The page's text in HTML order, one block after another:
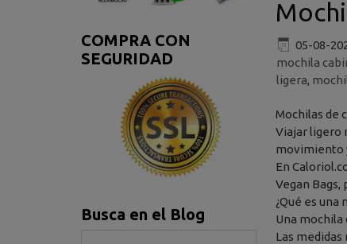
COMPRA CON
SEGURIDAD
Busca en el Blog
05-08-
mochila
ligera,
Mochilas de
Viajar ligero
movimiento
En
Vegan
¿Qué es una
Una mochila
Las